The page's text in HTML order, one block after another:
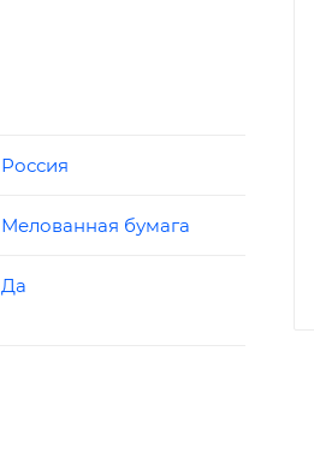
Россия
Мелованная бумага
Да